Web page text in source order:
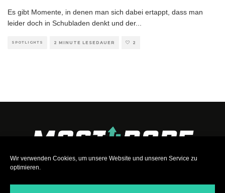
Wir verwenden Cookies, um unsere Website und unseren Service zu
optimieren.
Es gibt Momente, in denen man sich dabei ertappt, dass man
leider doch in Schubladen denkt und der...
SPOTLIGHTS 2 MINUTE LESEDAUER 2